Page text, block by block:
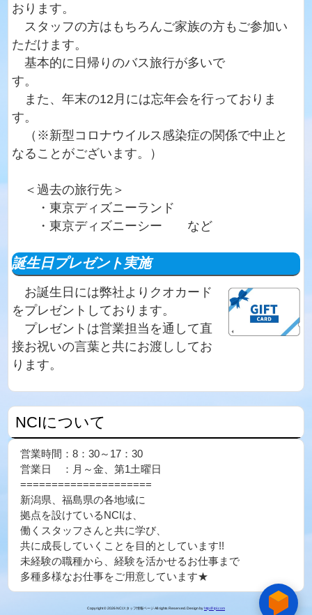
おります。
スタッフの方はもちろんご家族の方もご参加い
ただけます。
基本的に日帰りのバス旅行が多いで
す。
また、年末の12月には忘年会を行っておりま
す。
（※新型コロナウイルス感染症の関係で中止と
なることがございます。）
＜過去の旅行先＞
・東京ディズニーランド
・東京ディズニーシー など
誕生日プレゼント実施
お誕生日には弊社よりクオカード
をプレゼントしております。
プレゼントは営業担当を通して直
接お祝いの言葉と共にお渡ししてお
ります。
NCIについて
営業時間：8：30～17：30
営業日 ：月～金、第1土曜日
=====================
新潟県、福島県の各地域に
拠点を設けているNCIは、
働くスタッフさんと共に学び、
共に成長していくことを目的としています!!
未経験の職種から、経験を活かせるお仕事まで
多種多様なお仕事をご用意しています★
Copyright © 2026 NCIスタッフ情報ページ All rights Reserved. Design byhttp://f-tpl.com